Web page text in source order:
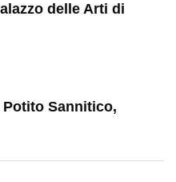
delle Arti di
Potito Sannitico,